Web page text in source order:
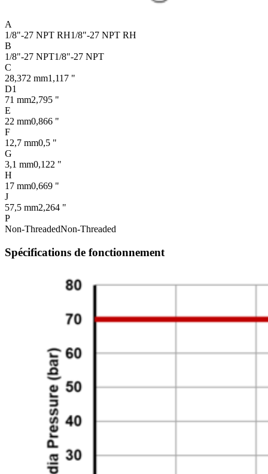
A
1/8"-27 NPT RH1/8"-27 NPT RH
B
1/8"-27 NPT1/8"-27 NPT
C
28,372 mm1,117 "
D1
71 mm2,795 "
E
22 mm0,866 "
F
12,7 mm0,5 "
G
3,1 mm0,122 "
H
17 mm0,669 "
J
57,5 mm2,264 "
P
Non-ThreadedNon-Threaded
Spécifications de fonctionnement